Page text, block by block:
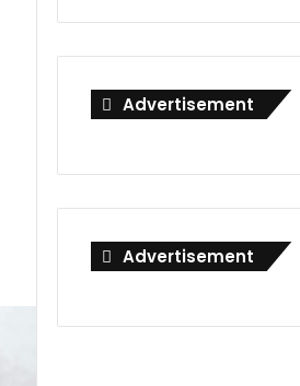
Advertisement
Advertisement